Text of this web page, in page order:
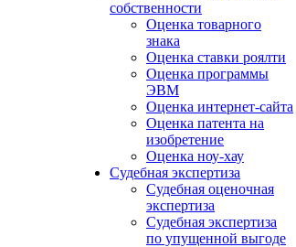
собственности
Оценка товарного
знака
Оценка ставки роялти
Оценка программы
ЭВМ
Оценка интернет-сайта
Оценка патента на
изобретение
Оценка ноу-хау
Судебная экспертиза
Судебная оценочная
экспертиза
Судебная экспертиза
по упущенной выгоде